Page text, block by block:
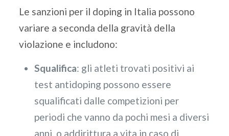
Le sanzioni per il doping in Italia possono
variare a seconda della gravità della
violazione e includono:
Squalifica: gli atleti trovati positivi ai
test antidoping possono essere
squalificati dalle competizioni per
periodi che vanno da pochi mesi a diversi
anni, o addirittura a vita in caso di